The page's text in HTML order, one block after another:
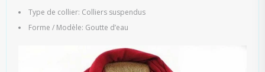
Type de collier: Colliers suspendus
Forme / Modèle: Goutte d’eau